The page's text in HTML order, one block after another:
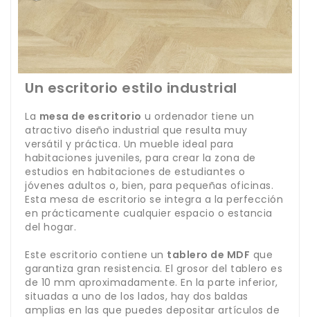
Un escritorio estilo industrial
La mesa de escritorio u ordenador tiene un
atractivo diseño industrial que resulta muy
versátil y práctica. Un mueble ideal para
habitaciones juveniles, para crear la zona de
estudios en habitaciones de estudiantes o
jóvenes adultos o, bien, para pequeñas oficinas.
Esta mesa de escritorio se integra a la perfección
en prácticamente cualquier espacio o estancia
del hogar.
Este escritorio contiene un tablero de MDF que
garantiza gran resistencia. El grosor del tablero es
de 10 mm aproximadamente. En la parte inferior,
situadas a uno de los lados, hay dos baldas
amplias en las que puedes depositar artículos de